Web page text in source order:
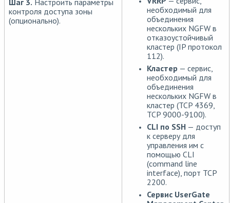
контроля доступа зоны
(опционально).
необходимый для
объединения
нескольких NGFW в
отказоустойчивый
кластер (IP протокол
112).
Кластер — сервис,
необходимый для
объединения
нескольких NGFW в
кластер (TCP 4369,
TCP 9000-9100).
CLI по SSH — доступ
к серверу для
управления им с
помощью CLI
(command line
interface), порт TCP
2200.
Сервис UserGate